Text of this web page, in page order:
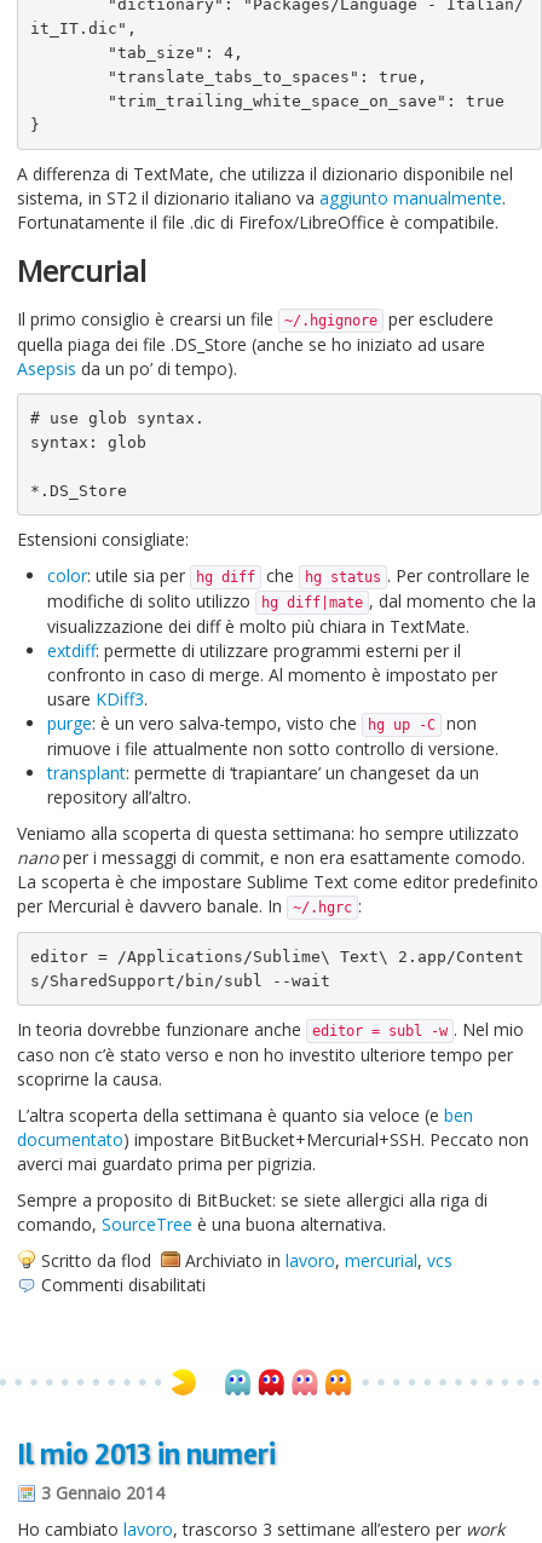
it_IT.dic",
A differenza di TextMate, che utilizza il dizionario disponibile nel
sistema, in ST2 il dizionario italiano va aggiunto manualmente.
Fortunatamente il file .dic di Firefox/LibreOffice è compatibile.
Mercurial
Il primo consiglio è crearsi un file ~/.hgignore
per escludere
quella piaga dei file .DS_Store (anche se ho iniziato ad usare
Asepsis da un po’ di tempo).
# use glob syntax.
syntax: glob
*.DS_Store
Estensioni consigliate:
color: utile sia per hg diff che hg status . Per controllare le
modifiche di solito utilizzo
hg diff|mate , dal momento che la
visualizzazione dei diff è molto più chiara in TextMate.
extdiff: permette di utilizzare programmi esterni per il
confronto in caso di merge. Al momento è impostato per
usare KDiff3.
purge: è un vero salva-tempo, visto che hg up -C
non
rimuove i file attualmente non sotto controllo di versione.
transplant: permette di ‘trapiantare’ un changeset da un
repository all’altro.
Veniamo alla scoperta di questa settimana: ho sempre utilizzato
nanoper i messaggi di commit, e non era esattamente comodo.
La scoperta è che impostare Sublime Text come editor predefinito
per Mercurial è davvero banale. In
~/.hgrc :
editor = /Applications/Sublime\ Text\ 2.app/Content
In teoria dovrebbe funzionare anche editor = subl -w . Nel mio
caso non c’è stato verso e non ho investito ulteriore tempo per
scoprirne la causa.
L’altra scoperta della settimana è quanto sia veloce (e ben
documentato) impostare BitBucket+Mercurial+SSH. Peccato non
averci mai guardato prima per pigrizia.
Sempre a proposito di BitBucket: se siete allergici alla riga di
comando, SourceTree è una buona alternativa.
Scritto da flod
Archiviato in lavoro, mercurial, vcs
Commenti disabilitati
Il mio 2013 in numeri
3 Gennaio 2014
Ho cambiato lavoro, trascorso 3 settimane all’estero per work